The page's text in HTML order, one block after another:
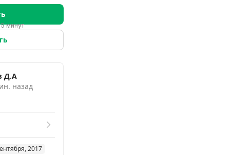
минут
Д.А
назад
2017